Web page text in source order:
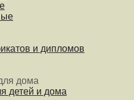
и дипломов
дома
детей и дома